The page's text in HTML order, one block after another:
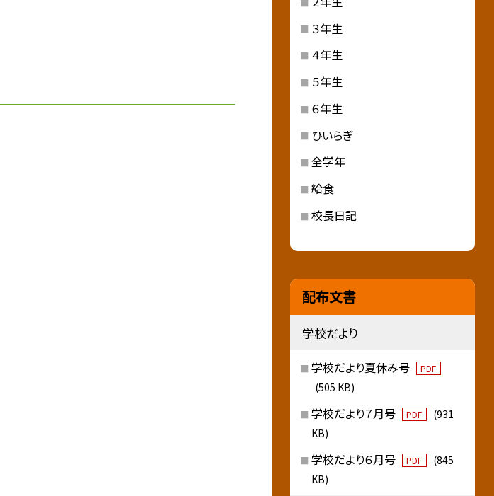
３年生
４年生
５年生
６年生
ひいらぎ
全学年
給食
校長日記
配布文書
学校だより
学校だより夏休み号 PDF
(505 KB)
学校だより７月号 PDF
(931
KB)
学校だより６月号 PDF
(845
KB)